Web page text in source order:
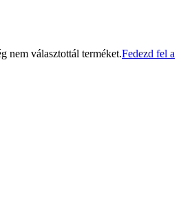
nem választottál terméket.Fedezd fel a